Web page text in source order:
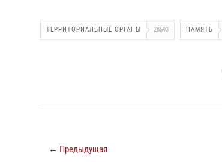
ТЕРРИТОРИАЛЬНЫЕ ОРГАНЫ 28593 ПАМЯТЬ
← Предыдущая